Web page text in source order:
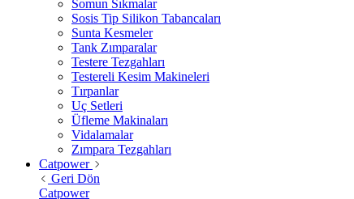
Somun Sıkmalar
Sosis Tip Silikon Tabancaları
Sunta Kesmeler
Tank Zımparalar
Testere Tezgahları
Testereli Kesim Makineleri
Tırpanlar
Uç Setleri
Üfleme Makinaları
Vidalamalar
Zımpara Tezgahları
Catpower
Geri Dön
Catpower